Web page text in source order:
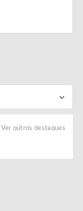
Ver outros destaques